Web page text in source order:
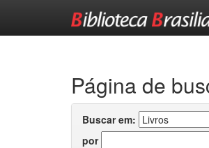
Página de
Buscar em:
por